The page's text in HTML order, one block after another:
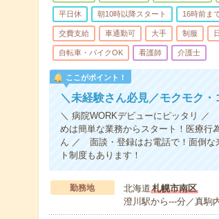
平日休 朝10時以降スタート 16時前ま
交費支給 車通勤可 大手 制服
自転車・バイクOK 看護師 介護士
ここがポイント！
＼未経験さん必見／モクモク
＼ 病院WORKデビューにピッタリ ／
めは簡単な業務からスタート！医療行
ん ／ 面談・登録はお電話で！面倒な
ト制度もあります！
勤務地 北海道札幌市南区
澄川駅から---分／真駒